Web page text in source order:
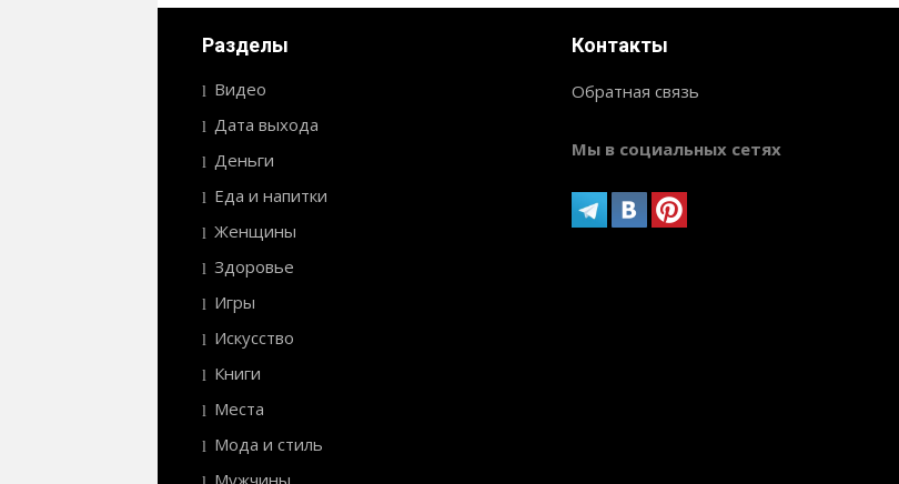
Разделы
Видео
Дата выхода
Деньги
Еда и напитки
Женщины
Здоровье
Игры
Искусство
Книги
Места
Мода и стиль
Мужчины
Контакты
Обратная связь
Мы в социальных сетях